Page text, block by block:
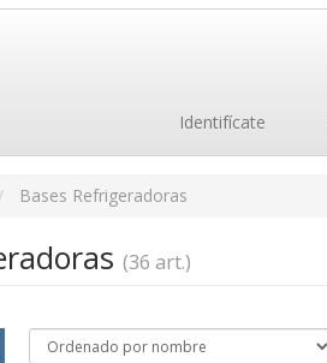
Identifícate
Bases Refrigeradoras
(36 art.)